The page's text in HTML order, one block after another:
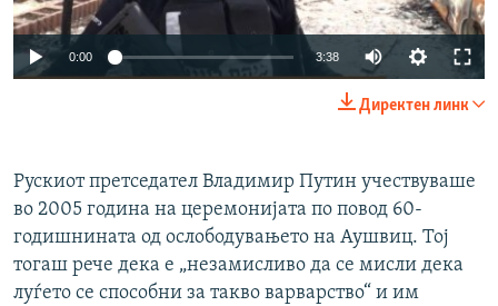
720p 1080p
0:00 3:38
720p
1080p
Директен линк
Рускиот претседател Владимир Путин учествуваше
во 2005 година на церемонијата по повод 60-
годишнината од ослободувањето на Аушвиц. Тој
тогаш рече дека е „незамисливо да се мисли дека
луѓето се способни за такво варварство“ и им